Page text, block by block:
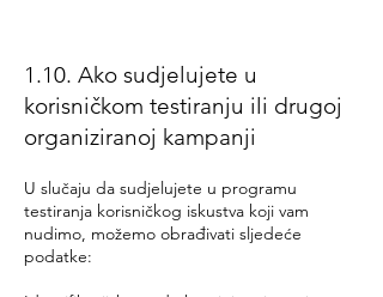
1.10. Ako sudjelujete u
korisničkom testiranju ili drugoj
organiziranoj kampanji
U slučaju da sudjelujete u programu
testiranja korisničkog iskustva koji vam
nudimo, možemo obrađivati ​​sljedeće
podatke: